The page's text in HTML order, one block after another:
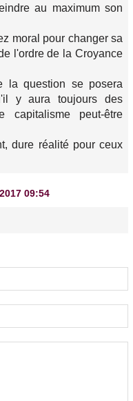
au maximum son
moral pour changer sa
l'ordre de la Croyance
la question se posera
y aura toujours des
capitalisme peut-être
dure réalité pour ceux
09:54